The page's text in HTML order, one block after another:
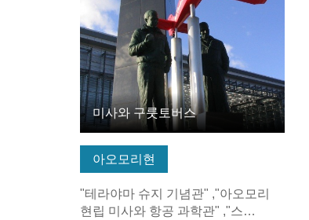
아오모리현
"테라야마 슈지 기념관" ,"아오모리
현립 미사와 항공 과학관" ,"스…
미사와 구룻토버스